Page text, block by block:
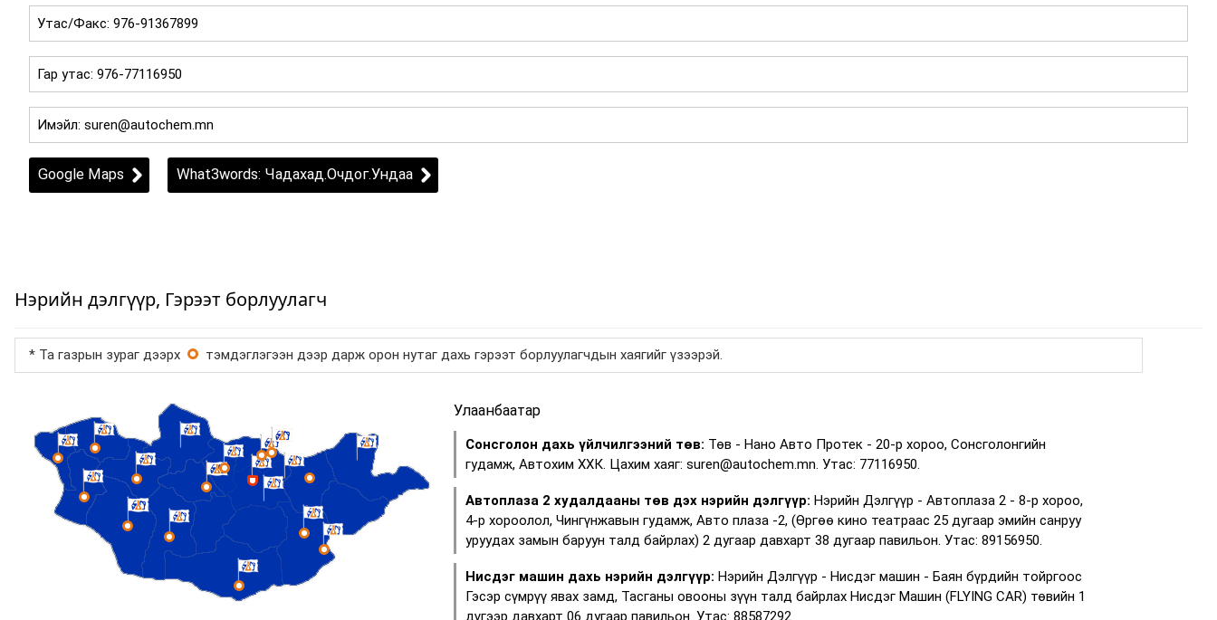
Google Maps What3words: Чадахад.Очдог.Ундаа
Нэрийн дэлгүүр, Гэрээт борлуулагч
* Та газрын зураг дээрх тэмдэглэгээн дээр дарж орон нутаг дахь гэрээт борлуулагчдын хаягийг үзээрэй.
Улаанбаатар
Сонсголон дахь үйлчилгээний төв: Төв - Нано Авто Протек - 20-р хороо, Сонсголонгийн
гудамж, Автохим ХХК. Цахим хаяг: suren@autochem.mn. Утас: 77116950.
Автоплаза 2 худалдааны төв дэх нэрийн дэлгүүр: Нэрийн Дэлгүүр - Автоплаза 2 - 8-р хороо,
4-р хороолол, Чингүнжавын гудамж, Авто плаза -2, (Өргөө кино театраас 25 дугаар эмийн санруу
уруудах замын баруун талд байрлах) 2 дугаар давхарт 38 дугаар павильон. Утас: 89156950.
Нисдэг машин дахь нэрийн дэлгүүр: Нэрийн Дэлгүүр - Нисдэг машин - Баян бүрдийн тойргоос
Гэсэр сүмрүү явах замд, Тасганы овооны зүүн талд байрлах Нисдэг Машин (FLYING CAR) төвийн 1
дүгээр давхарт 06 дугаар павильон. Утас: 88587292.